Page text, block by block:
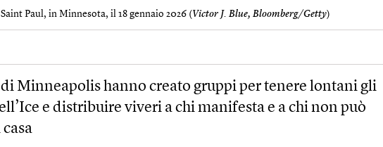
Paul, in Minnesota, il 18 gennaio 2026 ( Victor J. Blue, Bloomberg/Getty)
Minneapolis hanno creato gruppi per tenere lontani gli
e distribuire viveri a chi manifesta e a chi non può